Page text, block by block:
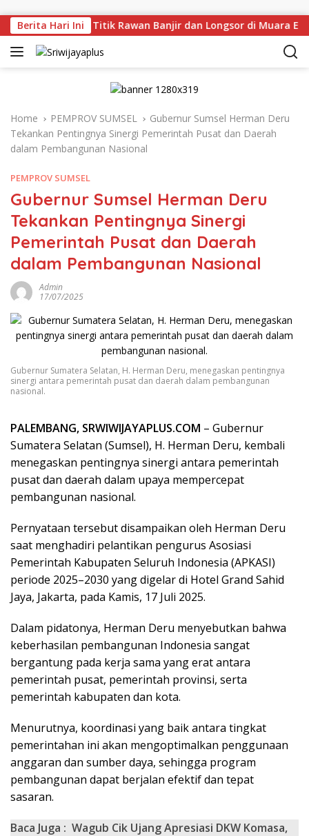
Berita Hari Ini
Langsung Titik Rawan Banjir dan Longsor di Muara
Home PEMPROV SUMSEL
Gubernur Sumsel Herman Deru
Tekankan Pentingnya Sinergi Pemerintah Pusat dan Daerah
dalam Pembangunan Nasional
PEMPROV SUMSEL
Gubernur Sumsel Herman Deru
Tekankan Pentingnya Sinergi
Pemerintah Pusat dan Daerah
dalam Pembangunan Nasional
Admin
17/07/2025
Gubernur Sumatera Selatan, H. Herman Deru, menegaskan pentingnya
sinergi antara pemerintah pusat dan daerah dalam pembangunan
nasional.
PALEMBANG, SRWIWIJAYAPLUS.COM – Gubernur
Sumatera Selatan (Sumsel), H. Herman Deru, kembali
menegaskan pentingnya sinergi antara pemerintah
pusat dan daerah dalam upaya mempercepat
pembangunan nasional.
Pernyataan tersebut disampaikan oleh Herman Deru
saat menghadiri pelantikan pengurus Asosiasi
Pemerintah Kabupaten Seluruh Indonesia (APKASI)
periode 2025–2030 yang digelar di Hotel Grand Sahid
Jaya, Jakarta, pada Kamis, 17 Juli 2025.
Dalam pidatonya, Herman Deru menyebutkan bahwa
keberhasilan pembangunan Indonesia sangat
bergantung pada kerja sama yang erat antara
pemerintah pusat, pemerintah provinsi, serta
pemerintah kabupaten dan kota.
Menurutnya, koordinasi yang baik antara tingkat
pemerintahan ini akan mengoptimalkan penggunaan
anggaran dan sumber daya, sehingga program
pembangunan dapat berjalan efektif dan tepat
sasaran.
Baca Juga : Wagub Cik Ujang Apresiasi DKW Komasa,